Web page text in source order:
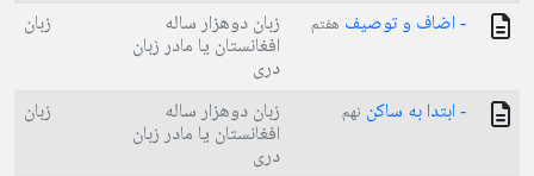
- اضاف و توصيف هفتم زبان دوهزار ساله
افغانستان یا مادر زبان
دری
زبان
- ابتدا به ساکن نهم زبان دوهزار ساله
افغانستان یا مادر زبان
دری
زبان